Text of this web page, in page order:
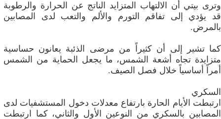
وترى بيتي أن الالتهاب المتزايد الناتج عن الحرارة والرطوبة
قد يؤدي إلى تفاقم التورم والألم والتعب لدى المصابين
بالمرض.
كما تشير إلى أن كثيراً من مرضى الذئبة يعانون حساسية
متزايدة تجاه أشعة الشمس، ما يجعل الحماية من الشمس
أمراً أساسياً خلال فصل الصيف.
السكري
ارتبطت الأيام الحارة بارتفاع معدلات دخول المستشفيات لدى
المصابين بالسكري من النوعين الأول والثاني، كما ارتبطت